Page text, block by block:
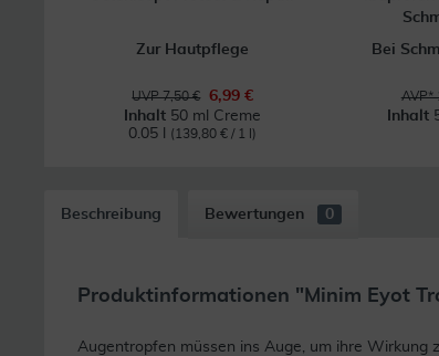
Zur Hautpflege
UVP 7,50 €
6,99 €
Inhalt 50 ml Creme
0.05 l
(139,80 € / 1 l)
Bei
AVP*
Inhalt
Beschreibung Bewertungen 0
Produktinformationen "Minim Eyot
Augentropfen müssen ins Auge, um ihre Wirkung